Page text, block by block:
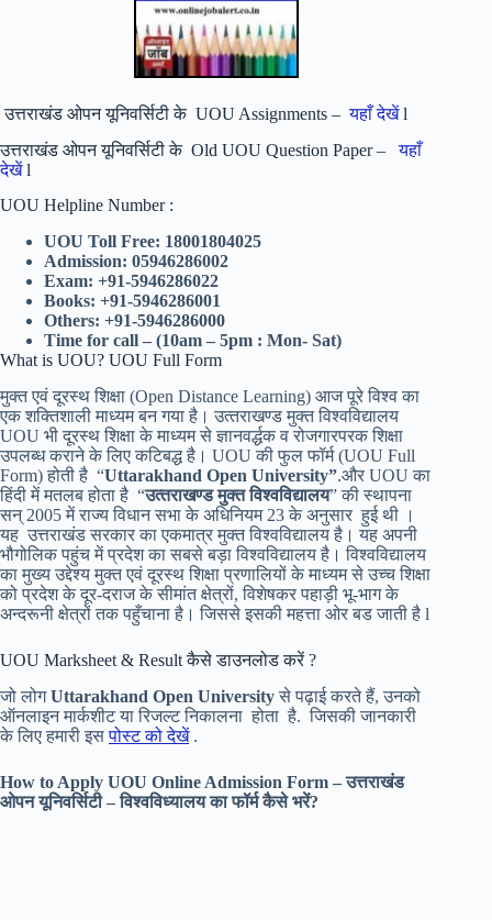
उत्तराखंड ओपन यूनिवर्सिटी के UOU Assignments –यहाँ देखेंl
उत्तराखंड ओपन यूनिवर्सिटी के Old UOU Question Paper –यहाँ
देखेंl
UOU Helpline Number :
UOU Toll Free: 18001804025
Admission: 05946286002
Exam: +91-5946286022
Books: +91-5946286001
Others: +91-5946286000
Time for call – (10am – 5pm : Mon- Sat)
What is UOU? UOU Full Form
मुक्‍त एवं दूरस्‍थ शिक्षा (Open Distance Learning) आज पूरे विश्‍व का
एक शक्तिशाली माध्यम बन गया है। उत्‍तराखण्‍ड मुक्‍त विश्‍वविद्यालय
UOU भी दूरस्‍थ शिक्षा के माध्‍यम से ज्ञानवर्द्धक व रोजगारपरक शिक्षा
उपलब्‍ध कराने के लिए कटिबद्ध है। UOU की फुल फॉर्म (UOU Full
Form) होती है “Uttarakhand Open University”.और UOU का
हिंदी में मतलब होता है “उत्‍तराखण्‍ड मुक्‍त विश्‍वविद्यालय” की स्‍थापना
सन् 2005 में राज्‍य विधान सभा के अधिनियम 23 के अनुसार हुई थी ।
यह उत्तराखंड सरकार का एकमात्र मुक्‍त विश्‍वविद्यालय है। यह अपनी
भौगोलिक पहुंच में प्रदेश का सबसे बड़ा विश्वविद्यालय है। विश्‍वविद्यालय
का मुख्‍य उद्देश्‍य मुक्‍त एवं दूरस्‍थ शिक्षा प्रणालियों के माध्‍यम से उच्‍च शिक्षा
को प्रदेश के दूर-दराज के सीमांत क्षेत्रों, विशेषकर पहाड़ी भू-भाग के
अन्‍दरूनी क्षेत्रों तक पहुँचाना है। जिससे इसकी महत्ता ओर बड जाती है l
UOU Marksheet & Result कैसे डाउनलोड करें ?
जो लोगUttarakhand Open Universityसे पढ़ाई करते हैं, उनको
ऑनलाइन मार्कशीट या रिजल्ट निकालना होता है. जिसकी जानकारी
के लिए हमारी इसपोस्ट को देखें.
How to Apply UOU Online Admission Form – उत्तराखंड
ओपन यूनिवर्सिटी – विश्वविध्यालय का फॉर्म कैसे भरें?